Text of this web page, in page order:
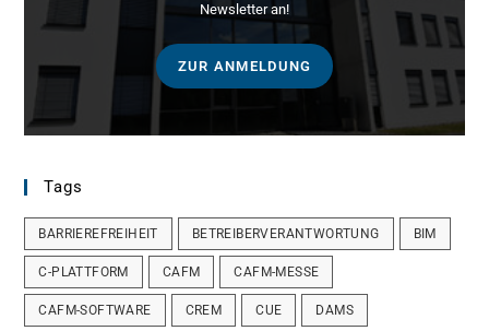
Newsletter an!
ZUR ANMELDUNG
Tags
BARRIEREFREIHEIT BETREIBERVERANTWORTUNG BIM
C-PLATTFORM CAFM CAFM-MESSE
CAFM-SOFTWARE CREM CUE DAMS